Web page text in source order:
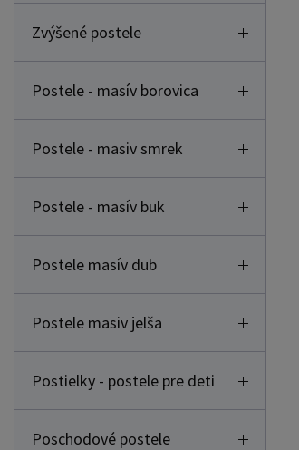
Zvýšené postele
Postele - masív borovica
Postele - masiv smrek
Postele - masív buk
Postele masív dub
Postele masiv jelša
Postielky - postele pre deti
Poschodové postele